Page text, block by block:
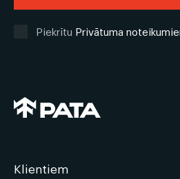
Piekrītu Privātuma
Klientiem